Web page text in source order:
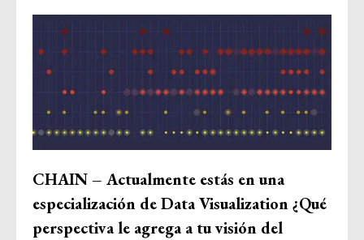
CHAIN – Actualmente estás en una
especialización de Data Visualization ¿Qué
perspectiva le agrega a tu visión del